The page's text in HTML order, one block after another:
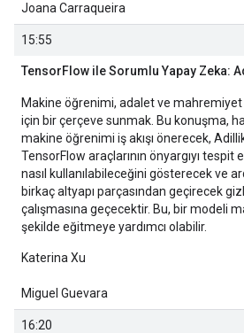
Joana Carraqueira
15:55
TensorFlow ile Sorumlu Yapay Zeka:
Makine öğrenimi, adalet ve
için bir çerçeve sunmak. Bu konuşma,
makine öğrenimi iş akışı önerecek,
TensorFlow araçlarının önyargıyı
nasıl kullanılabileceğini gösterecek ve
birkaç altyapı parçasından geçirecek
çalışmasına geçecektir. Bu, bir modeli
şekilde eğitmeye yardımcı olabilir.
Katerina Xu
Miguel Guevara
16:20